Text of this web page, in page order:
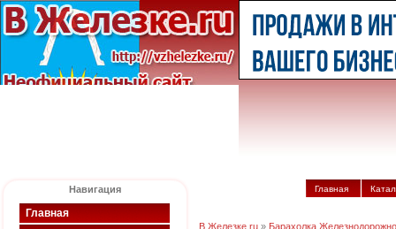
Навигация
Главная
Главная
В Железке.ru » Барахолка